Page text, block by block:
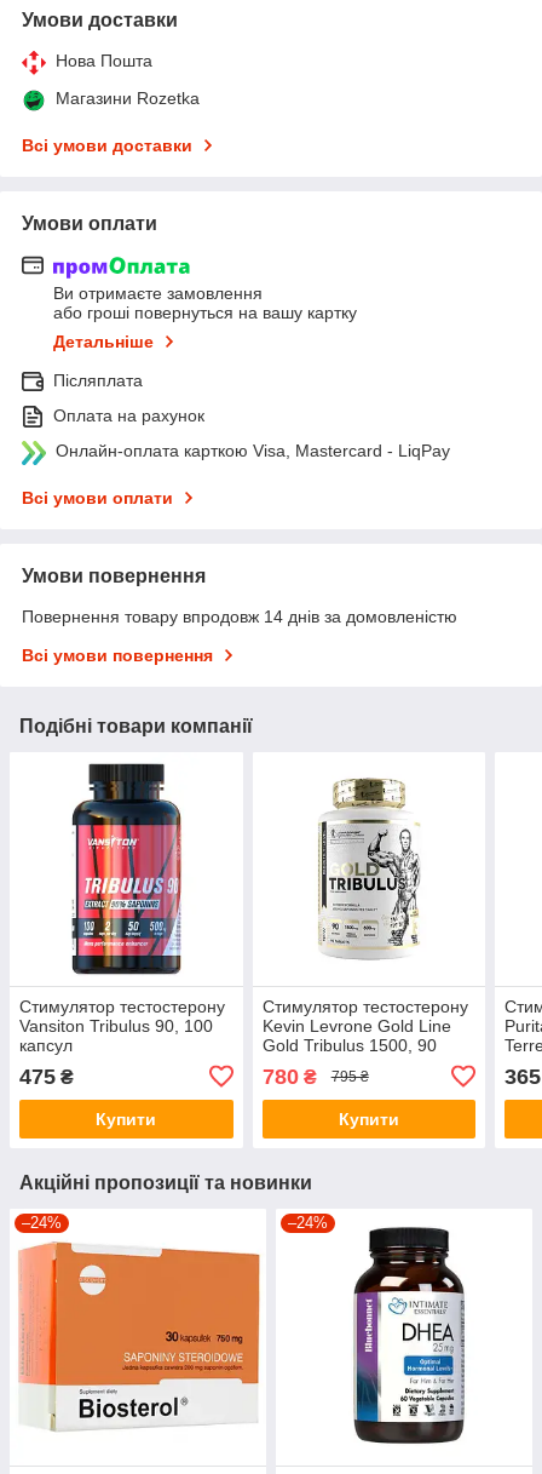
Умови доставки
Нова Пошта
Магазини Rozetka
Всі умови доставки
Умови оплати
Ви отримаєте замовлення
або гроші повернуться на вашу картку
Детальніше
Післяплата
Оплата на рахунок
Онлайн-оплата карткою Visa, Mastercard - LiqPay
Всі умови оплати
Умови повернення
Повернення товару впродовж 14 днів за домовленістю
Всі умови повернення
Подібні товари компанії
Стимулятор тестостерону
Vansiton Tribulus 90, 100
капсул
475 ₴
Купити
Стимулятор тестостерону
Kevin Levrone Gold Line
Gold Tribulus 1500, 90
780₴ 795 ₴
Купити
365
Акційні пропозиції та новинки
–24% –24%